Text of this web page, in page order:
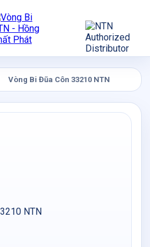
Vòng Bi Đũa Côn 33210 NTN